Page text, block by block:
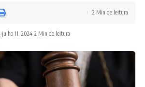
julho 11, 2024 2 Min de leitura
2 Min de leitura